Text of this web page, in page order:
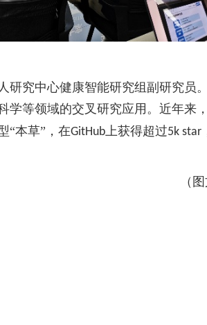
究中心健康智能研究组副研究员
等领域的交叉研究应用。近年来
“本草”，在GitHub上获得超过5k star
（